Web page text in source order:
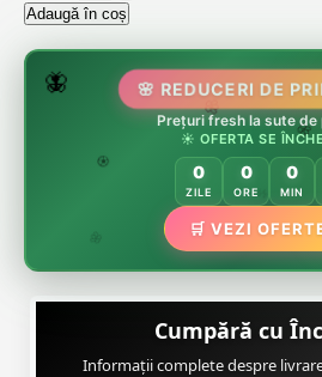
Adaugă în coș
🌸
🌸
🌿
🌸
🌷
🦋 🌸 REDUCERI DE
Prețuri fresh la sute de
☀️ OFERTA SE
0
ZILE
0
ORE
0
MIN
🛒 VEZI
Cumpără cu
Informații complete despre